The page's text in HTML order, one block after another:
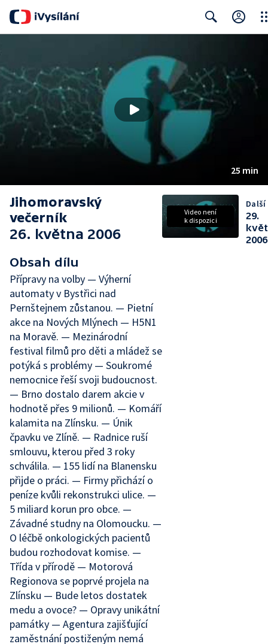
25 min
Jihomoravský
večerník
26. května 2006
Obsah dílu
Přípravy na volby — Výherní
automaty v Bystřici nad
Pernštejnem zůstanou. — Pietní
akce na Nových Mlýnech — H5N1
na Moravě. — Mezinárodní
festival filmů pro děti a mládež se
potýká s problémy — Soukromé
nemocnice řeší svoji budoucnost.
— Brno dostalo darem akcie v
hodnotě přes 9 milionů. — Komáří
kalamita na Zlínsku. — Únik
čpavku ve Zlíně. — Radnice ruší
smlouvu, kterou před 3 roky
schválila. — 155 lidí na Blanensku
přijde o práci. — Firmy přichází o
peníze kvůli rekonstrukci ulice. —
5 miliard korun pro obce. —
Závadné studny na Olomoucku. —
O léčbě onkologických pacientů
budou rozhodovat komise. —
Třída v přírodě — Motorová
Regionova se poprvé projela na
Zlínsku — Bude letos dostatek
medu a ovoce? — Opravy unikátní
památky — Agentura zajišťující
zaměstnání postiženým nemá
Video není
k dispozici
29.
2006